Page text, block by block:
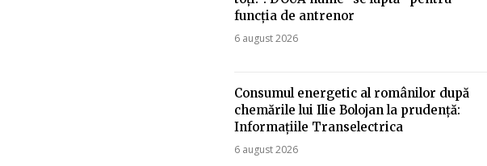
funcția de antrenor
6 august 2026
Consumul energetic al românilor după
chemările lui Ilie Bolojan la prudență:
Informațiile Transelectrica
6 august 2026